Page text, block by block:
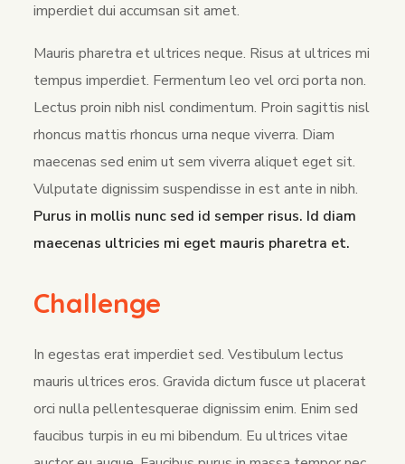
imperdiet dui accumsan sit amet.
Mauris pharetra et ultrices neque. Risus at ultrices mi
tempus imperdiet. Fermentum leo vel orci porta non.
Lectus proin nibh nisl condimentum. Proin sagittis nisl
rhoncus mattis rhoncus urna neque viverra. Diam
maecenas sed enim ut sem viverra aliquet eget sit.
Vulputate dignissim suspendisse in est ante in nibh.
Purus in mollis nunc sed id semper risus. Id diam
maecenas ultricies mi eget mauris pharetra et.
Challenge
In egestas erat imperdiet sed. Vestibulum lectus
mauris ultrices eros. Gravida dictum fusce ut placerat
orci nulla pellentesquerae dignissim enim. Enim sed
faucibus turpis in eu mi bibendum. Eu ultrices vitae